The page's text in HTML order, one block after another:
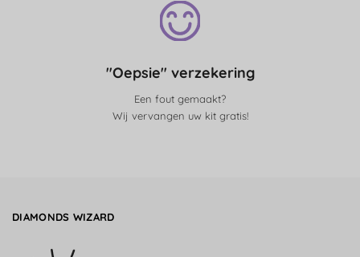
"Oepsie" verzekering
Een fout gemaakt?
Wij vervangen uw kit gratis!
DIAMONDS WIZARD